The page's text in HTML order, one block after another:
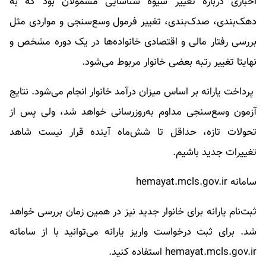
دهک‌بندی، صدک‌بندی، تغییر فرمول وسع‌سنجی و مواردی مثل
بررسی رفتار مالی و اقتصادی خانواده‌ها در یک دوره مشخص و
نهایتا تغییر رتبه بعضی خانوار مربوط می‌شود.
پرداخت یارانه بر اساس میزان درآمد خانوار انجام می‌شود. نتایج
آزمون وسع‌سنجی مداوم به‌روزرسانی خواهد شد، ولی پس از
تحولات تازه، حداقل تا شش‌ماه آینده قرار نیست شاهد
تغییرات جدید باشیم.
سامانه hemayat.mcls.gov.ir
ثبت‌نام یارانه برای خانوار جدید نیز در همین زمان بررسی خواهد
شد. برای ثبت درخواست واریز یارانه می‌توانید با از سامانه
hemayat.mcls.gov.ir استفاده کنید.